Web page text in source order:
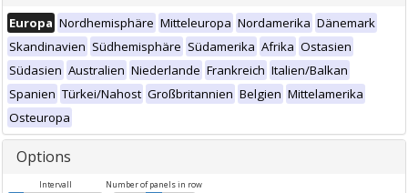
Europa Nordhemisphäre Mitteleuropa Nordamerika Dänemark
Skandinavien Südhemisphäre Südamerika Afrika Ostasien
Südasien Australien Niederlande Frankreich Italien/Balkan
Spanien Türkei/Nahost Großbritannien Belgien Mittelamerika
Osteuropa
Options
Intervall Number of panels in row